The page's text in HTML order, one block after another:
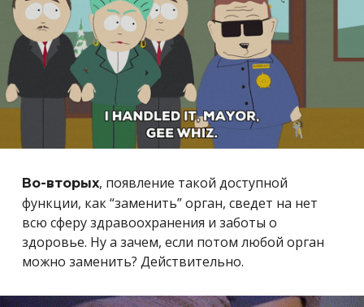
Во-вторых, появление такой доступной
функции, как “заменить” орган, сведет на нет
всю сферу здравоохранения и заботы о
здоровье. Ну а зачем, если потом любой орган
можно заменить? Действительно.